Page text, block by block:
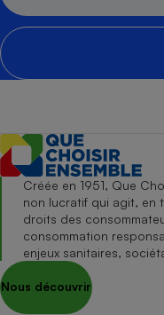
Créée en 1951, Que
non lucratif qui agit, en
droits des
consommation
enjeux sanitaires,
Nous découvrir